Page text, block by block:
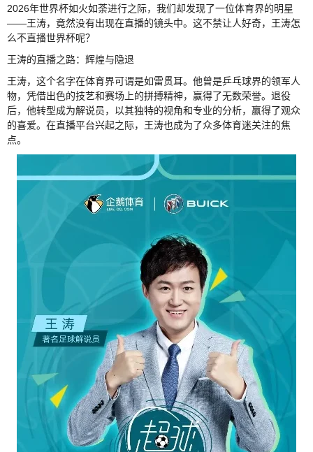
2026年世界杯如火如荼进行之际，我们却发现了一位体育界的明星
——王涛，竟然没有出现在直播的镜头中。这不禁让人好奇，王涛怎
么不直播世界杯呢？
王涛的直播之路：辉煌与隐退
王涛，这个名字在体育界可谓是如雷贯耳。他曾是乒乓球界的领军人
物，凭借出色的技艺和赛场上的拼搏精神，赢得了无数荣誉。退役
后，他转型成为解说员，以其独特的视角和专业的分析，赢得了观众
的喜爱。在直播平台兴起之际，王涛也成为了众多体育迷关注的焦
点。